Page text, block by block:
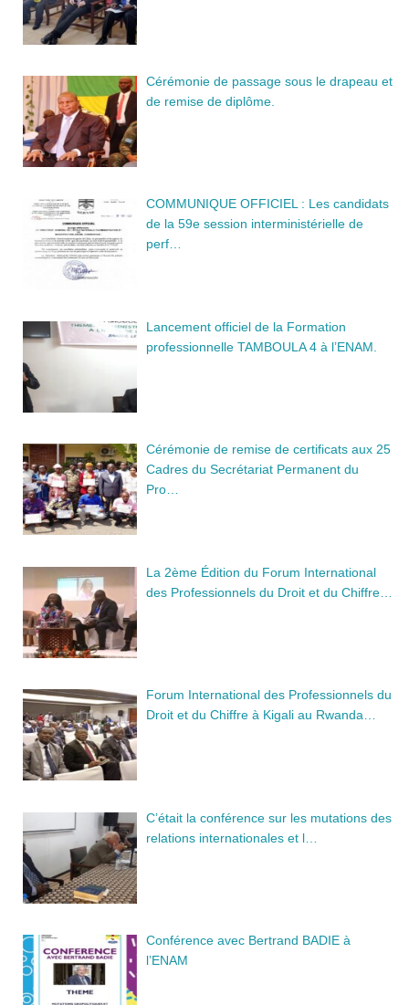
Cérémonie de passage sous le drapeau et
de remise de diplôme.
COMMUNIQUE OFFICIEL : Les candidats
de la 59e session interministérielle de
perf…
Lancement officiel de la Formation
professionnelle TAMBOULA 4 à l’ENAM.
Cérémonie de remise de certificats aux 25
Cadres du Secrétariat Permanent du
Pro…
La 2ème Édition du Forum International
des Professionnels du Droit et du Chiffre…
Forum International des Professionnels du
Droit et du Chiffre à Kigali au Rwanda…
C’était la conférence sur les mutations des
relations internationales et l…
Conférence avec Bertrand BADIE à
l’ENAM